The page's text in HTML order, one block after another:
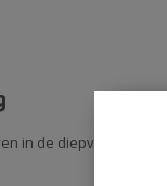
in de diepvries en